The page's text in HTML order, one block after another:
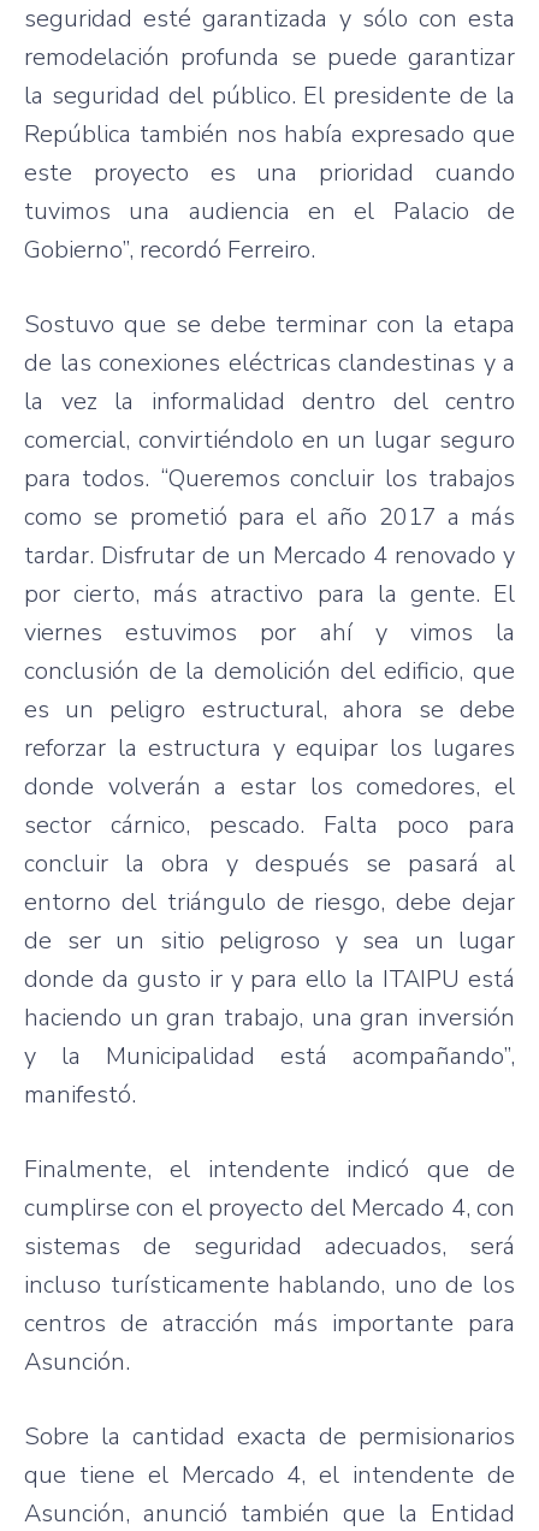
seguridad esté garantizada y sólo con esta
remodelación profunda se puede garantizar
la seguridad del público. El presidente de la
República también nos había expresado que
este proyecto es una prioridad cuando
tuvimos una audiencia en el Palacio de
Gobierno”, recordó Ferreiro.
Sostuvo que se debe terminar con la etapa
de las conexiones eléctricas clandestinas y a
la vez la informalidad dentro del centro
comercial, convirtiéndolo en un lugar seguro
para todos. “Queremos concluir los trabajos
como se prometió para el año 2017 a más
tardar. Disfrutar de un Mercado 4 renovado y
por cierto, más atractivo para la gente. El
viernes estuvimos por ahí y vimos la
conclusión de la demolición del edificio, que
es un peligro estructural, ahora se debe
reforzar la estructura y equipar los lugares
donde volverán a estar los comedores, el
sector cárnico, pescado. Falta poco para
concluir la obra y después se pasará al
entorno del triángulo de riesgo, debe dejar
de ser un sitio peligroso y sea un lugar
donde da gusto ir y para ello la ITAIPU está
haciendo un gran trabajo, una gran inversión
y la Municipalidad está acompañando”,
manifestó.
Finalmente, el intendente indicó que de
cumplirse con el proyecto del Mercado 4, con
sistemas de seguridad adecuados, será
incluso turísticamente hablando, uno de los
centros de atracción más importante para
Asunción.
Sobre la cantidad exacta de permisionarios
que tiene el Mercado 4, el intendente de
Asunción, anunció también que la Entidad